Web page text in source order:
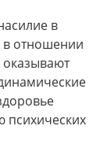
в
отношении
оказывают
психических